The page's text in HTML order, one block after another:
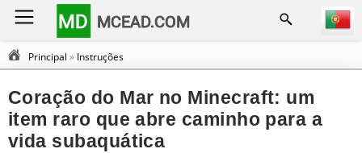
MD MCEAD.COM
Principal » Instruções
Coração do Mar no Minecraft: um
item raro que abre caminho para a
vida subaquática